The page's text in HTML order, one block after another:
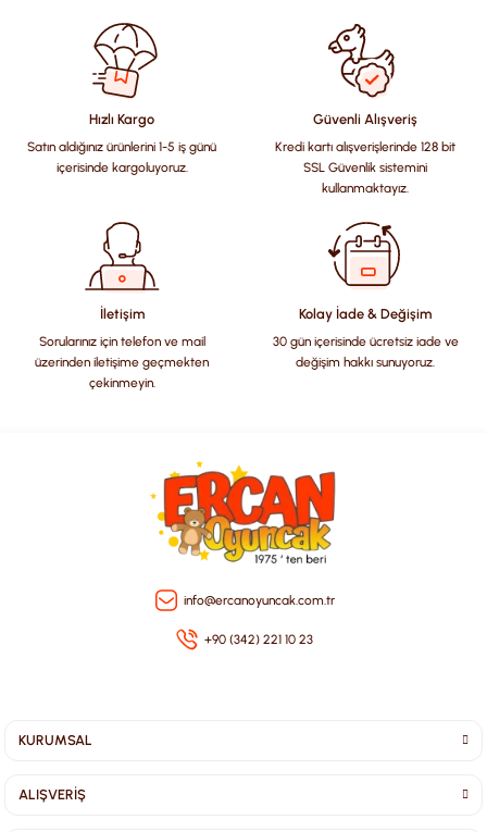
konularda yetersiz gördüğünüz noktaları öneri formunu
kullanarak tarafımıza iletebilirsiniz.
Görüş ve önerileriniz için teşekkür ederiz.
Ürün resmi kalitesiz, bozuk veya görüntülenemiyor.
Ürün açıklamasında eksik bilgiler bulunuyor.
Ürün bilgilerinde hatalar bulunuyor.
Ürün fiyatı diğer sitelerden daha pahalı.
Bu ürüne benzer farklı alternatifler olmalı.
Hızlı Kargo
Satın aldığınız ürünlerini 1-5 iş günü
içerisinde kargoluyoruz.
Güvenli Alışveriş
Kredi kartı alışverişlerinde 128 bit
SSL Güvenlik sistemini
kullanmaktayız.
İletişim
Sorularınız için telefon ve mail
üzerinden iletişime geçmekten
çekinmeyin.
Kolay İade & Değişim
30 gün içerisinde ücretsiz iade ve
değişim hakkı sunuyoruz.
info@ercanoyuncak.com.tr
+90 (342) 221 10 23
KURUMSAL
ALIŞVERİŞ